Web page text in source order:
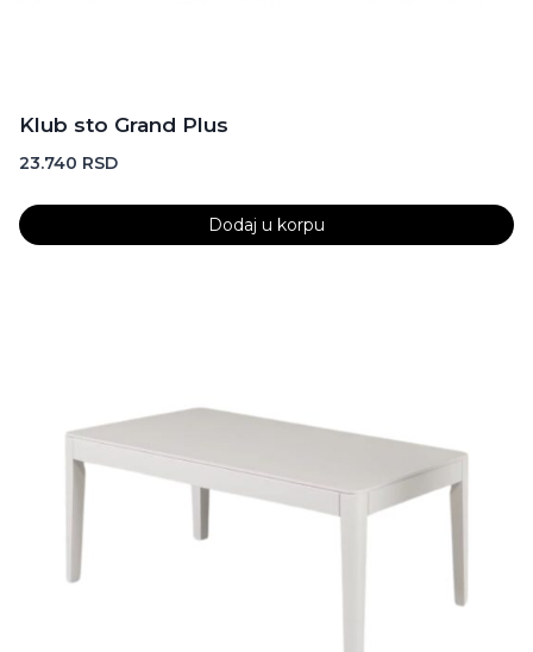
Klub sto Grand Plus
23.740 RSD
Dodaj u korpu